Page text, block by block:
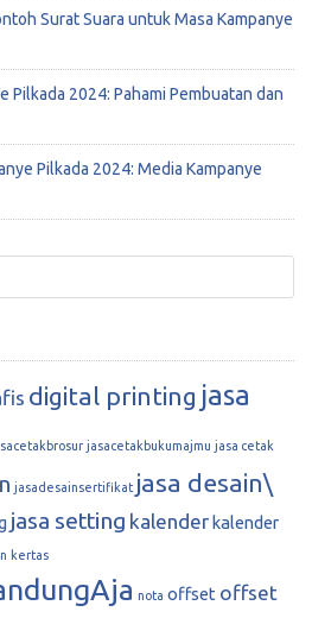
Surat Suara untuk Masa Kampanye
Pilkada 2024: Pahami Pembuatan dan
Pilkada 2024: Media Kampanye
digital printing jasa
jasacetakbukumajmu jasa cetak
jasadesainsertifikat jasa desain\
jasa setting kalender kalender
kertas
nota offset offset